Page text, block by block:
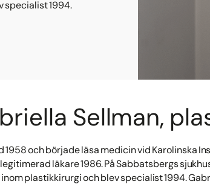
specialist 1994.
Sellman,
1958 och började läsa medicin vid Karolinska
läkare 1986. På Sabbatsbergs
plastikkirurgi och blev specialist 1994.